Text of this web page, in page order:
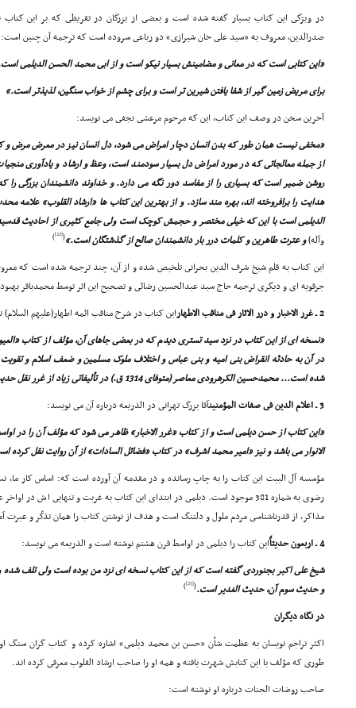
در ویژگى این کتاب بسیار گفته شده است و بعضى از بزرگان در تقریظى که بر این کتاب
صدرالدین، معروف به «سید على خان شیرازى» دو رباعى سروده است که ترجمه آن چنین است:
«این کتابى است که در معانى و مضامینش بسیار نیکو است و از ابى محمد الحسن الدیلمى
براى مریض زمین گیر از شفا یافتن شیرین تر است و براى چشم از خواب سنگین، لذیذتر است.»
آخرین سخن در وصف این کتاب، این که مرحوم مرعشى نجفى مى نویسد:
«مخفى نیست همان طور که بدن انسان دچار امراض مى شود، دل انسان نیز در معرض مرض و
از جمله معالجاتى که در مورد امراض دل بسیار سودمند است، وعظ و ارشاد و یادآورى
روشن ضمیر است که بسیارى را از مفاسد دور نگه مى دارد. و خداوند دانشمندان بزرگى را
هدایت را برافروخته اند، بهره مند سازد. و از بهترین این کتاب ها «ارشاد القلوب»
الدیلمى است با این که خیلى مختصر و حجمش کوچک است ولى جامع کثیرى از احادیث قدسیه و
وآله)و عترت طاهرین و کلمات درر بار دانشمندان صالح از گذشتگان است.»(
[22]
)
این کتاب به قلم شیخ شرف الدین بحرانى تلخیص شده و از آن، چند ترجمه شده است که
جرقویه اى و دیگرى ترجمه حاج سید عبدالحسین رضائى و تصحیح این اثر توسط محمدباقر
2 ـ غرر الاخبار و درر الاثار فى مناقب الاطهار
این کتاب در شرح مناقب ائمه اطهار(علیهم
«نسخه اى از این کتاب در نزد سید تسترى دیدم که در بعضى جاهاى آن، مؤلف از کتاب
در آن به حادثه انقراض بنى امیه و بنى عباس و اختلاف ملوک مسلمین و ضعف اسلام و
شده است... محمدحسین الکرهرودى معاصر (متوفاى 1314 ق.) در تألیفاتى زیاد از غرر نقل حدیث کرده است.»
3 ـ اعلام الدین فى صفات المؤمنین
آقا بزرگ تهرانى در الذریعه درباره آن مى نویسد:
«این کتاب از حسن دیلمى است و از کتاب «غرر الاخبار» ظاهر مى شود که مؤلف آن را در
الانوار مى باشد و نیز «امیر محمد اشرف» در کتاب «فضائل السادات» از آن روایت نقل کرده
مؤسسه آل البیت این کتاب را به چاپ رسانده و در مقدمه آن آورده است که: اساس کار
رضوى به شماره 381 موجود است. دیلمى در ابتداى این کتاب به غربت و تنهایى اش
مذاکر، از قدرناشناسى مردم ملول و دلتنگ است و هدف از نوشتن کتاب را همان تذکّر و عبرت
4 ـ اربعون حدیثاً
این کتاب را دیلمى در اواسط قرن هشتم نوشته است و الذریعه مى نویسد:
شیخ على اکبر بجنوردى گفته است که از این کتاب نسخه اى نزد من بوده است ولى تلف
و حدیث سوم آن، حدیث الغدیر است.(
[25]
)
در نگاه دیگران
اکثر تراجم نویسان به عظمت شأن «حسن بن محمد دیلمى» اشاره کرده و کتاب گران سنگ او
طورى که مؤلف با این کتابش شهرت یافته و همه او را صاحب ارشاد القلوب معرفى کرده اند.
صاحب روضات الجنات درباره او نوشته است: